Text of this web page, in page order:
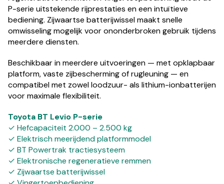
P-serie uitstekende rijprestaties en een intuïtieve
bediening. Zijwaartse batterijwissel maakt snelle
omwisseling mogelijk voor ononderbroken gebruik tijdens
meerdere diensten.
Beschikbaar in meerdere uitvoeringen — met opklapbaar
platform, vaste zijbescherming of rugleuning — en
compatibel met zowel loodzuur- als lithium-ionbatterijen
voor maximale flexibiliteit.
Toyota BT Levio P-serie
✓ Hefcapaciteit 2.000 – 2.500 kg
✓ Elektrisch meerijdend platformmodel
✓ BT Powertrak tractiesysteem
✓ Elektronische regeneratieve remmen
✓ Zijwaartse batterijwissel